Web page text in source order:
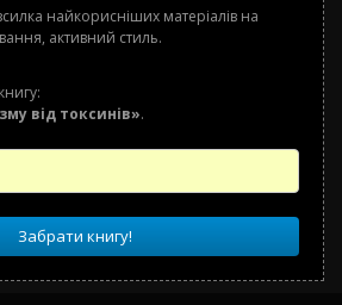
найкорисніших матеріалів на
активний стиль.
від токсинів».
Забрати книгу!